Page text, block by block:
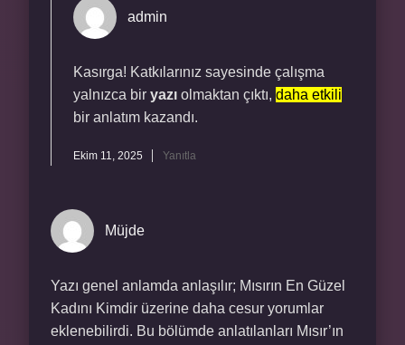
admin
Kasırga! Katkılarınız sayesinde çalışma
yalnızca bir yazı olmaktan çıktı, daha etkili
bir anlatım kazandı.
Ekim 11, 2025 Yanıtla
Müjde
Yazı genel anlamda anlaşılır; Mısırın En Güzel
Kadını Kimdir üzerine daha cesur yorumlar
eklenebilirdi. Bu bölümde anlatılanları Mısır’ın